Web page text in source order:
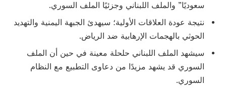
سعوديًا” والملف اللبناني وجزئيًا الملف السوري.
نتيجة عودة العلاقات الأولية؛ سيهدئ الجبهة اليمنية والتهديد
الحوثي بالهجمات الإرهابية ضد الرياض.
سيشهد الملف اللبناني حلحلة معينة في حين أن الملف
السوري قد يشهد مزيدًا من دعاوى التطبيع مع النظام
السوري.